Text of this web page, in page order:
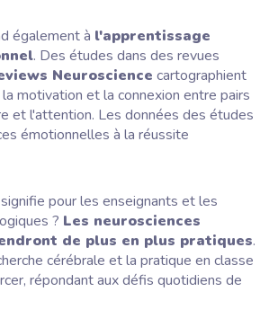
également à l'apprentissage
. Des études dans des revues
Neuroscience cartographient
motivation et la connexion entre pairs
et l'attention. Les données des études
émotionnelles à la réussite
pour les enseignants et les
? Les neurosciences
de plus en plus pratiques.
cérébrale et la pratique en classe
répondant aux défis quotidiens de